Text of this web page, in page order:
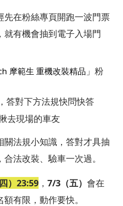
先在粉絲專頁開跑一波門票
就有機會抽到電子入場門
摩範生 重機改裝精品 」粉
答對下方法規快問快答
去現場的車友
關法規小知識，答對才具抽
法改裝、驗車一次過。
）23:59 ， 7/3（五） 會在
有限，動作要快。